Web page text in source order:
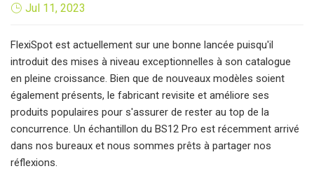
Jul 11, 2023
FlexiSpot est actuellement sur une bonne lancée puisqu'il
introduit des mises à niveau exceptionnelles à son catalogue
en pleine croissance. Bien que de nouveaux modèles soient
également présents, le fabricant revisite et améliore ses
produits populaires pour s'assurer de rester au top de la
concurrence. Un échantillon du BS12 Pro est récemment arrivé
dans nos bureaux et nous sommes prêts à partager nos
réflexions.